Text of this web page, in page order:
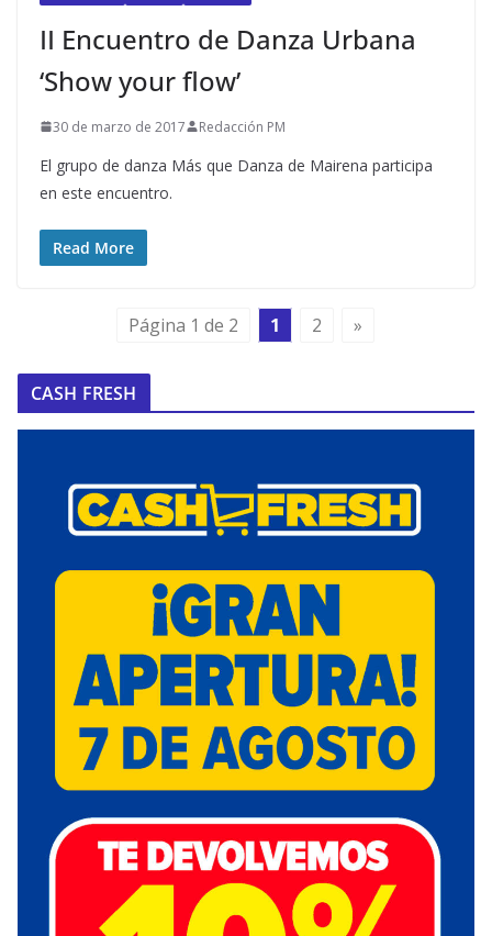
II Encuentro de Danza Urbana
‘Show your flow’
30 de marzo de 2017 Redacción PM
El grupo de danza Más que Danza de Mairena participa
en este encuentro.
Read More
Página 1 de 2 1 2 »
CASH FRESH